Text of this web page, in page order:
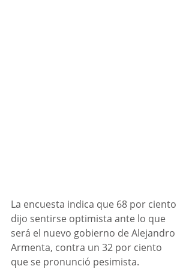
La encuesta indica que 68 por ciento
dijo sentirse optimista ante lo que
será el nuevo gobierno de Alejandro
Armenta, contra un 32 por ciento
que se pronunció pesimista.